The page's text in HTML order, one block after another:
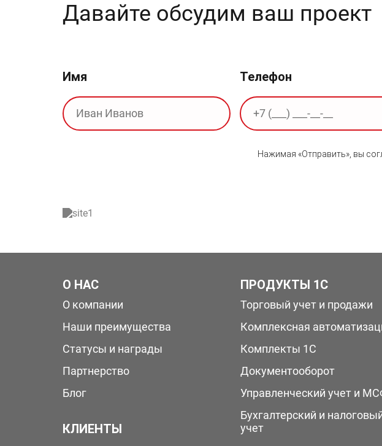
Давайте обсудим ваш проект
Имя Телефон
Нажимая «Отправить», вы
О НАС
О компании
Наши преимущества
Статусы и награды
Партнерство
Блог
КЛИЕНТЫ
ПРОДУКТЫ 1С
Торговый учет и продажи
Комплексная
Комплекты 1С
Документооборот
Управленческий учет и
Бухгалтерский и
учет